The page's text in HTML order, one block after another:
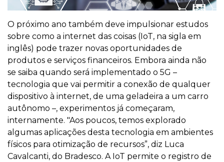
O próximo ano também deve impulsionar estudos
sobre como a internet das coisas (IoT, na sigla em
inglês) pode trazer novas oportunidades de
produtos e serviços financeiros. Embora ainda não
se saiba quando será implementado o 5G –
tecnologia que vai permitir a conexão de qualquer
dispositivo à internet, de uma geladeira a um carro
autônomo –, experimentos já começaram,
internamente. "Aos poucos, temos explorado
algumas aplicações desta tecnologia em ambientes
físicos para otimização de recursos”, diz Luca
Cavalcanti, do Bradesco. A IoT permite o registro de